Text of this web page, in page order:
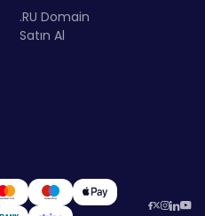
.RU Domain
Satın Al